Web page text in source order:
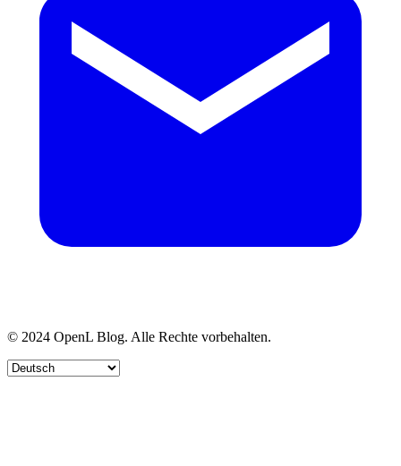
© 2024 OpenL Blog. Alle Rechte vorbehalten.